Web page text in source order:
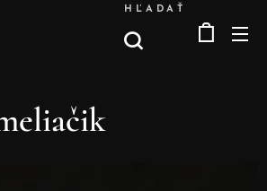
HĽADAŤ